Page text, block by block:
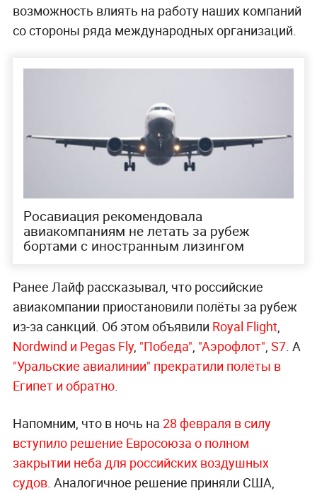
возможность влиять на работу наших компаний
со стороны ряда международных организаций.
Росавиация рекомендовала
авиакомпаниям не летать за рубеж
бортами с иностранным лизингом
Ранее Лайф рассказывал, что российские
авиакомпании приостановили полёты за рубеж
из-за санкций. Об этом объявили Royal Flight,
Nordwind и Pegas Fly, "Победа", "Аэрофлот", S7. А
"Уральские авиалинии" прекратили полёты в
Египет и обратно.
Напомним, что в ночь на 28 февраля в силу
вступило решение Евросоюза о полном
закрытии неба для российских воздушных
судов. Аналогичное решение приняли США,